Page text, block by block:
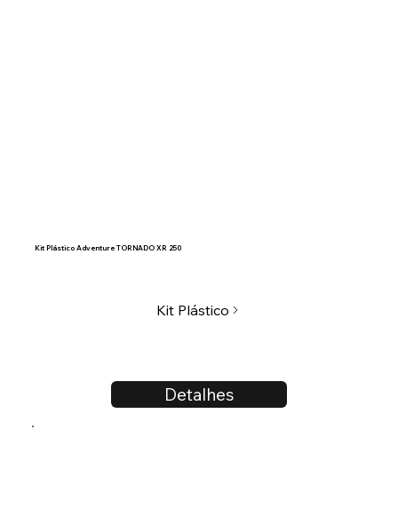
Kit Plástico Adventure TORNADO XR 250
Detalhes
Kit Plástico